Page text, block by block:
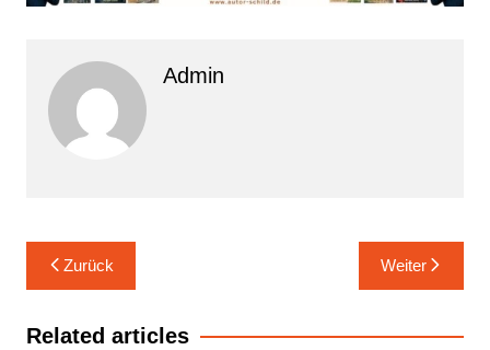
Admin
Beitrags-
Navigation
Zurück Weiter
Related articles